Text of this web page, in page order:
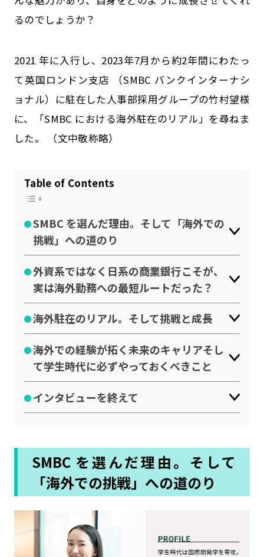
るのでしょうか？
2021 年に入行し、2023年7月から約2年間にわたっ
て英国ロンドン支店 （SMBC バンクインターナシ
ョナル）に駐在した人事部採用グループの竹村望様
に、「SMBC における海外駐在のリアル」を尋ねま
した。 （文中敬称略）
Table of Contents
SMBC を選んだ理由。そして「海外での
挑戦」への道のり
外資系ではなく日系の商業銀行こそが、
実は海外勤務への最短ルートだった？
海外駐在のリアル。そして挑戦と成長
海外での経験が拓く未来のキャリアそし
て学生時代に必ずやっておくべきこと
インタビューを終えて
SMBC を選んだ理由。そして
「海外での挑戦」への道のり